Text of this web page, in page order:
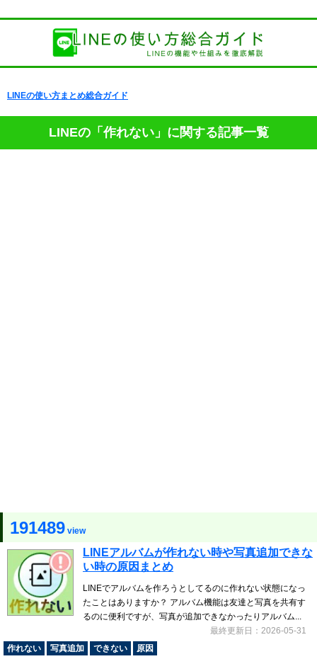
LINEの使い方まとめ総合ガイド
LINEの「作れない」に関する記事一覧
191489 view
LINEアルバムが作れない時や写真追加できな
い時の原因まとめ
LINEでアルバムを作ろうとしてるのに作れない状態になっ
たことはありますか？ アルバム機能は友達と写真を共有す
るのに便利ですが、写真が追加できなかったりアルバム...
最終更新日：2026-05-31
作れない
写真追加 できない 原因